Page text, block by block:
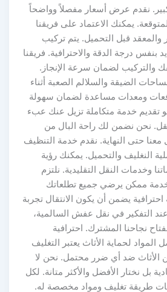
نقدم عرض أسعار مفصلاً وواضحاً
يمكنك الاعتماد على فريقنا
والمعقد قبل التحميل. يتم تركيب
بنفس درجة الدقة والاحترافية. فريقنا
والتركيب لضمان سرعة الإنجاز.
الضيقة والسلالم الصعبة أثناء
ومعدات مساعدة لضمان سهولة
تقديم خدمة متكاملة تزيل عنك عبء
نحن نضمن لك راحة البال من
معنا حتى النهاية. نقدم خدمة التنظيف
النغليف والتحميل. يمكنك رؤية
وخدمات النقل التقليدية. نلتزم
ممكن يرضي جميع تطلعاتك
يضمن أن يكون الانتقال تجربة
التفكير في نقل عفش السالمية،
نجاحنا المشترك. احترافية
المواد لحماية الأثاث يعتبر التغليف
الأثاث ضد أي ضرر محتمل. نحن لا
بل نختار الأفضل والأكثر متانة. لكل
طريقة تغليف ومواد مخصصة له.